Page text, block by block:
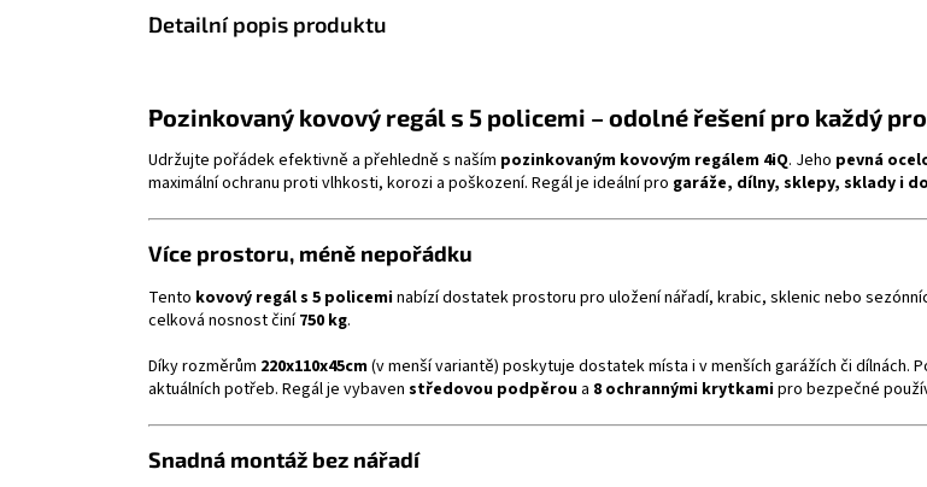
Detailní popis produktu
Pozinkovaný kovový regál s 5 policemi – odolné řešení pro každý
Udržujte pořádek efektivně a přehledně s naším pozinkovaným kovovým regálem 4iQ. Jeho pevná
maximální ochranu proti vlhkosti, korozi a poškození. Regál je ideální pro garáže, dílny, sklepy, sklady i
Více prostoru, méně nepořádku
Tento kovový regál s 5 policeminabízí dostatek prostoru pro uložení nářadí, krabic, sklenic nebo
celková nosnost činí750 kg.
Díky rozměrům 220x110x45cm(v menší variantě) poskytuje dostatek místa i v menších garážích či dílnách.
aktuálních potřeb. Regál je vybaven středovou podpěrou a 8 ochrannými krytkamipro bezpečné
Snadná montáž bez nářadí